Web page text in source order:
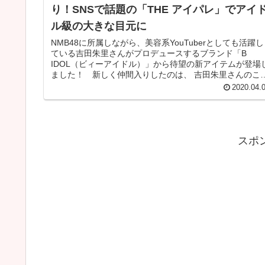
り！SNSで話題の「THE アイパレ」でアイ
ル級の大きな目元に
NMB48に所属しながら、美容系YouTuberとしても活躍し
ている吉田朱里さんがプロデュースするブランド「B
IDOL（ビィーアイドル）」から待望の新アイテムが登場
ました！ 新しく仲間入りしたのは、 吉田朱里さんのこ
スポ